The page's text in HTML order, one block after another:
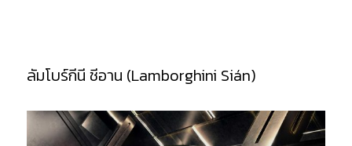
ลัมโบร์กีนี ชีอาน (Lamborghini Sián)